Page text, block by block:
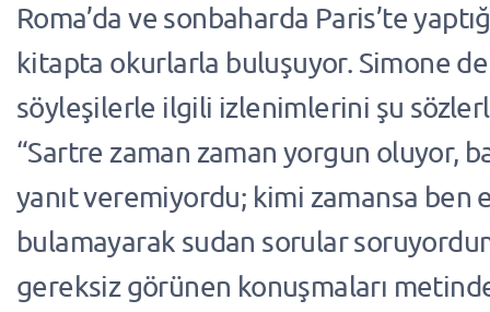
Roma’da ve sonbaharda Paris’te
kitapta okurlarla buluşuyor. Simone
söyleşilerle ilgili izlenimlerini şu
“Sartre zaman zaman yorgun oluyor,
yanıt veremiyordu; kimi zamansa ben
bulamayarak sudan sorular
gereksiz görünen konuşmaları